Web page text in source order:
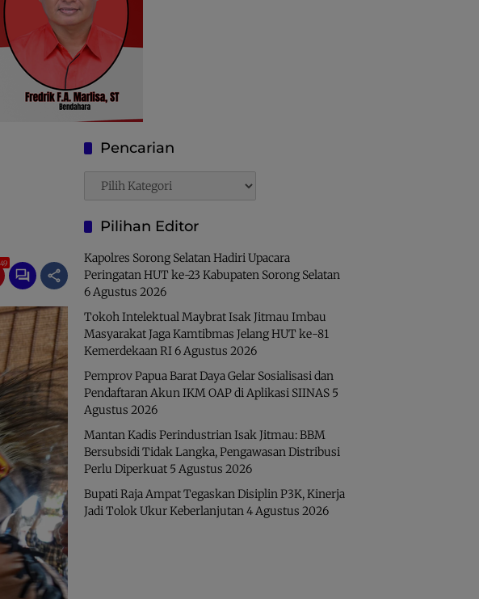
49
Pencarian
Pencarian
Pilihan Editor
Kapolres Sorong Selatan Hadiri Upacara
Peringatan HUT ke-23 Kabupaten Sorong Selatan
6 Agustus 2026
Tokoh Intelektual Maybrat Isak Jitmau Imbau
Masyarakat Jaga Kamtibmas Jelang HUT ke-81
Kemerdekaan RI6 Agustus 2026
Pemprov Papua Barat Daya Gelar Sosialisasi dan
Pendaftaran Akun IKM OAP di Aplikasi SIINAS 5
Agustus 2026
Mantan Kadis Perindustrian Isak Jitmau: BBM
Bersubsidi Tidak Langka, Pengawasan Distribusi
Perlu Diperkuat 5 Agustus 2026
Bupati Raja Ampat Tegaskan Disiplin P3K, Kinerja
Jadi Tolok Ukur Keberlanjutan4 Agustus 2026